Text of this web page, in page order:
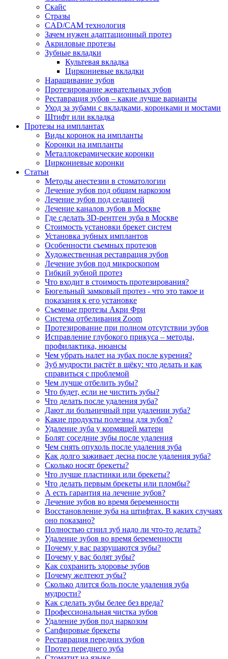
Скайс
Стразы
CAD/CAM технология
Зачем нужен адаптационный протез
Акриловые протезы
Зубные вкладки
Культевая вкладка
Циркониевые вкладки
Наращивание зубов
Протезирование жевательных зубов
Реставрация зубов – какие лучше варианты
Уход за зубами с вкладками, коронками и мостами
Штифт или вкладка
Протезы на имплантах
Виды коронок на импланты
Коронки на импланты
Металлокерамические коронки
Циркониевые коронки
Статьи
Методы анестезии в стоматологии
Лечение зубов под общим наркозом
Лечение зубов под седацией
Лечение каналов зубов в Москве
Где сделать 3D-рентген зуба в Москве
Стоимость установки брекет систем
Установка зубных имплантов
Особенности съемных протезов
Художественная реставрация зубов
Лечение зубов под микроскопом
Гибкий зубной протез
Что входит в стоимость протезирования?
Бюгельный замковый протез - что это такое и
показания к его установке
Съемные протезы Акри Фри
Система отбеливания Zoom
Протезирование при полном отсутствии зубов
Исправление глубокого прикуса – методы,
профилактика, нюансы
Чем убрать налет на зубах после курения?
Зуб мудрости растёт в щёку: что делать и как
справиться с проблемой
Чем лучше отбелить зубы?
Что будет, если не чистить зубы?
Что делать после удаления зуба?
Дают ли больничный при удалении зуба?
Какие продукты полезны для зубов?
Удаление зуба у кормящей матери
Болят соседние зубы после удаления
Чем снять опухоль после удаления зуба
Как долго заживает десна после удаления зуба?
Сколько носят брекеты?
Что лучше пластинки или брекеты?
Что делать первым брекеты или пломбы?
А есть гарантия на лечение зубов?
Лечение зубов во время беременности
Восстановление зуба на штифтах. В каких случаях
оно показано?
Полностью сгнил зуб надо ли что-то делать?
Удаление зубов во время беременности
Почему у вас разрушаются зубы?
Почему у вас болят зубы?
Как сохранить здоровье зубов
Почему желтеют зубы?
Сколько длится боль после удаления зуба
мудрости?
Как сделать зубы белее без вреда?
Профессиональная чистка зубов
Удаление зубов под наркозом
Сапфировые брекеты
Реставрация передних зубов
Протез переднего зуба